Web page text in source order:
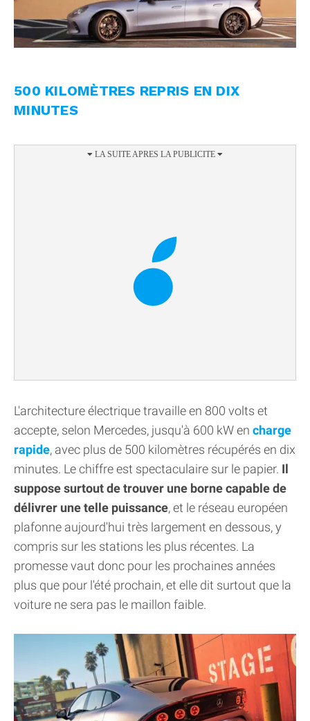
500 KILOMÈTRES REPRIS EN DIX
MINUTES
L'architecture électrique travaille en 800 volts et
accepte, selon Mercedes, jusqu'à 600 kW en charge
rapide, avec plus de 500 kilomètres récupérés en dix
minutes. Le chiffre est spectaculaire sur le papier. Il
suppose surtout de trouver une borne capable de
délivrer une telle puissance, et le réseau européen
plafonne aujourd'hui très largement en dessous, y
compris sur les stations les plus récentes. La
promesse vaut donc pour les prochaines années
plus que pour l'été prochain, et elle dit surtout que la
voiture ne sera pas le maillon faible.